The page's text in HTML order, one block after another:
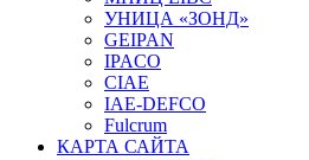
УНИЦА «ЗОНД»
GEIPAN
IPACO
CIAE
IAE-DEFCO
Fulcrum
КАРТА САЙТА